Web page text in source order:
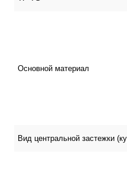
Основной материал
Вид центральной застежки